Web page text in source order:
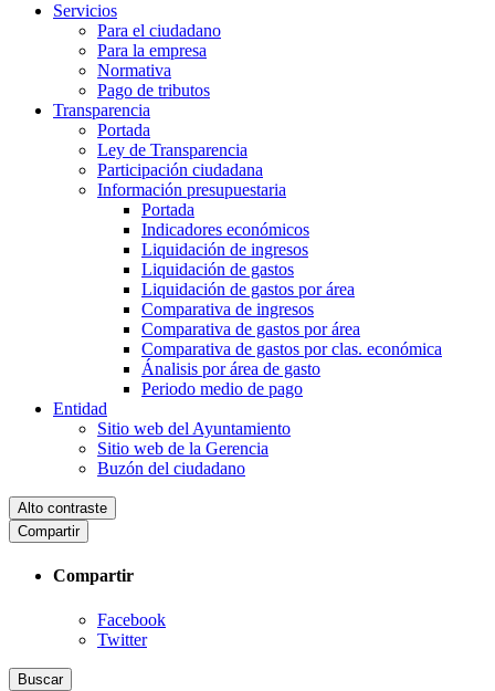
Servicios
Para el ciudadano
Para la empresa
Normativa
Pago de tributos
Transparencia
Portada
Ley de Transparencia
Participación ciudadana
Información presupuestaria
Portada
Indicadores económicos
Liquidación de ingresos
Liquidación de gastos
Liquidación de gastos por área
Comparativa de ingresos
Comparativa de gastos por área
Comparativa de gastos por clas. económica
Ánalisis por área de gasto
Periodo medio de pago
Entidad
Sitio web del Ayuntamiento
Sitio web de la Gerencia
Buzón del ciudadano
Alto contraste
Compartir
Compartir
Facebook
Twitter
Buscar